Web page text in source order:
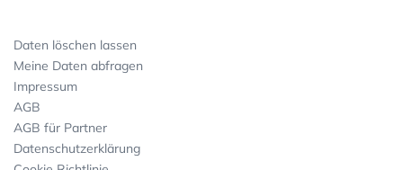
Daten löschen lassen
Meine Daten abfragen
Impressum
AGB
AGB für Partner
Datenschutzerklärung